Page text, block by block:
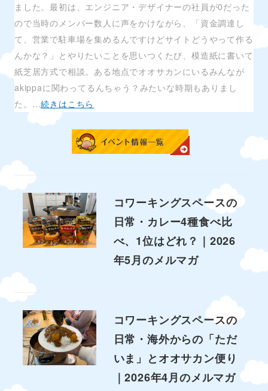
ました。最初は、エンジニア・デザイナーの社員が0だった
ので当時のメンバー数人に声をかけながら、「資金調達し
て、営業で駐車場を集めるんですけどサイトどうやって作る
んかな？」とやりたいことを思いつくたび、模造紙に書いて
紙芝居方式で相談。ある地点でオオサカンにいるみんなが
akippaに関わってるんちゃう？みたいな時期もありまし
た。…続きはこちら
コワーキングスペースの
日常・カレー4種食べ比
べ、1位はどれ？｜2026
年5月のメルマガ
コワーキングスペースの
日常・海外からの「ただ
いま」とオオサカン便り
｜2026年4月のメルマガ